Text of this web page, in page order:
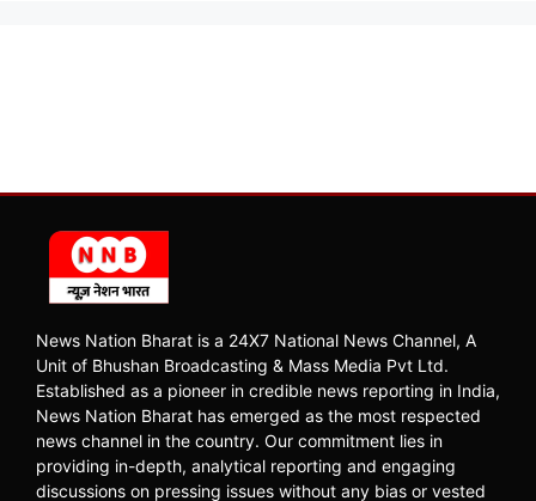
News Nation Bharat is a 24X7 National News Channel, A
Unit of Bhushan Broadcasting & Mass Media Pvt Ltd.
Established as a pioneer in credible news reporting in India,
News Nation Bharat has emerged as the most respected
news channel in the country. Our commitment lies in
providing in-depth, analytical reporting and engaging
discussions on pressing issues without any bias or vested